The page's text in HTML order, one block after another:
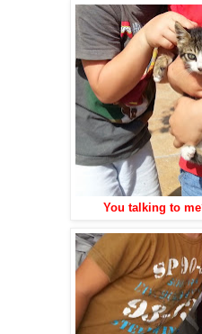
You talking to